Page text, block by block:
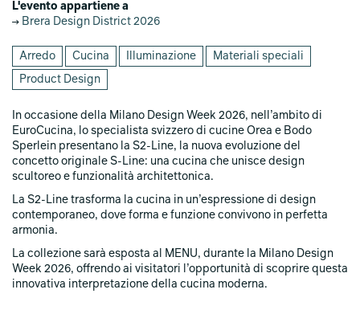
L'evento appartiene a
Brera Design District 2026
Arredo Cucina Illuminazione Materiali speciali
Product Design
In occasione della Milano Design Week 2026, nell’ambito di
EuroCucina, lo specialista svizzero di cucine Orea e Bodo
Sperlein presentano la S2-Line, la nuova evoluzione del
concetto originale S-Line: una cucina che unisce design
scultoreo e funzionalità architettonica.
La S2-Line trasforma la cucina in un’espressione di design
contemporaneo, dove forma e funzione convivono in perfetta
armonia.
La collezione sarà esposta al MENU, durante la Milano Design
Week 2026, offrendo ai visitatori l’opportunità di scoprire questa
innovativa interpretazione della cucina moderna.